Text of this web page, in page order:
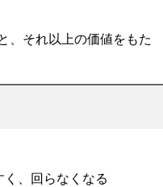
、それ以上の価値をもた
、回らなくなる